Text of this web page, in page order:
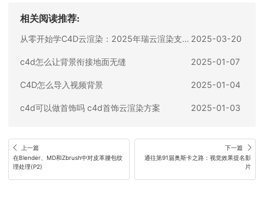
相关阅读推荐:
从零开始学C4D云渲染：2025年瑞云渲染支持的渲染器指南 2025-03-20
c4d怎么让背景衔接地面无缝 2025-01-07
C4D怎么导入视频背景 2025-01-04
c4d可以做首饰吗 c4d首饰云渲染方案 2025-01-03
上一篇
在Blender、MD和Zbrush中对皮革腰包纹
理处理(P2)
下一篇
通往第91届奥斯卡之路：视觉效果提名影
片